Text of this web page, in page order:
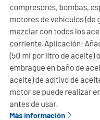
compresores, bombas,
motores de vehículos (de
mezclar con todos los
corriente.Aplicación;
(50 ml por litro de aceite)
embrague en baño de
aceite) de aditivo de
motor se puede realizar
antes de usar.
Más información